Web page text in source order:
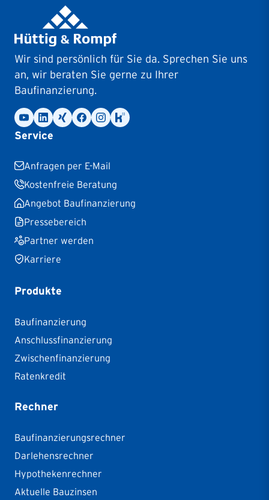
Wir sind persönlich für Sie da. Sprechen Sie uns
an, wir beraten Sie gerne zu Ihrer
Baufinanzierung.
Service
Anfragen per E-Mail
Kostenfreie Beratung
Angebot Baufinanzierung
Pressebereich
Partner werden
Karriere
Produkte
Baufinanzierung
Anschlussfinanzierung
Zwischenfinanzierung
Ratenkredit
Rechner
Baufinanzierungsrechner
Darlehensrechner
Hypothekenrechner
Aktuelle Bauzinsen